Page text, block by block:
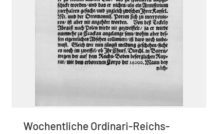
Wochentliche Ordinari-Reichs-